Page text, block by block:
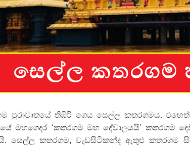
ගීතයේ පද පෙළ
පෙම්වන්තියේ ගීතයේ පද පෙළ
මනෝභව ගීතයේ පද පෙළ
ඉඳලා ගීතයේ පද පෙළ
ගීතයේ පද පෙළ
- සද්දෙට දෙන්න ගීතයේ පද පෙළ
ගීතයේ පද පෙළ
පුරාවෘතයේ තිඹිරි ගෙය සෙල්ල කතරගමය.
මහගෙදර ‘කතරගම මහ දේවාලයයි’ කතරගම
සෙල්ල කතරගම, වැඩසිටිකන්ද ඇතුළු කතරගම